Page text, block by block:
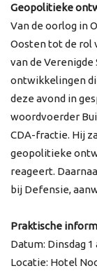
Geopolitieke
Van de oorlog in
Oosten tot de rol
van de
ontwikkelingen
deze avond in
woordvoerder
CDA-fractie. Hij
geopolitieke
reageert.
bij Defensie,
Praktische
Datum: Dinsdag 1
Locatie: Hotel